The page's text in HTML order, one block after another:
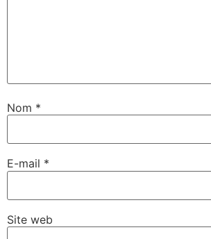
Nom *
E-mail *
Site web